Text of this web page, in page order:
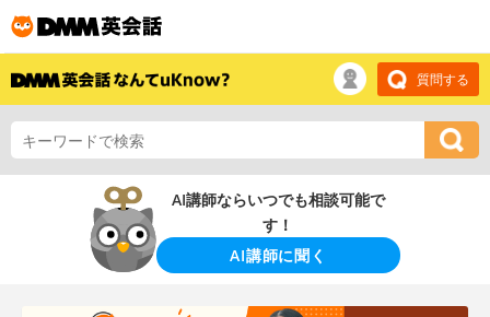
質問する
AI講師ならいつでも相談可能で
す！
AI講師に聞く